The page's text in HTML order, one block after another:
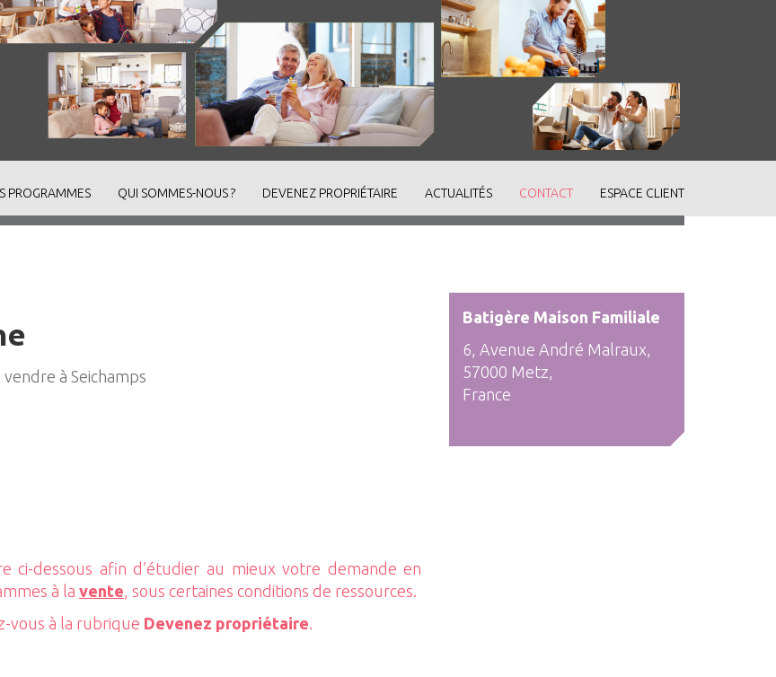
PROGRAMMES QUI SOMMES-NOUS ? DEVENEZ PROPRIÉTAIRE ACTUALITÉS CONTACT ESPACE CLIENT
vendre à Seichamps
ci-dessous afin d’étudier au mieux votre demande en
à la vente, sous certaines conditions de ressources.
vous à la rubrique Devenez propriétaire.
Batigère Maison Familiale
6, Avenue André Malraux,
57000 Metz,
France